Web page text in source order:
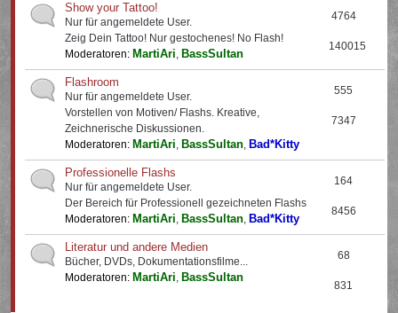
Show your Tattoo!
Nur für angemeldete User.
Zeig Dein Tattoo! Nur gestochenes! No Flash!
Moderatoren: MartiAri, BassSultan
4764
140015
Flashroom
Nur für angemeldete User.
Vorstellen von Motiven/ Flashs. Kreative,
Zeichnerische Diskussionen.
Moderatoren: MartiAri, BassSultan, Bad*Kitty
555
7347
Professionelle Flashs
Nur für angemeldete User.
Der Bereich für Professionell gezeichneten Flashs
Moderatoren: MartiAri, BassSultan, Bad*Kitty
164
8456
Literatur und andere Medien
Bücher, DVDs, Dokumentationsfilme...
Moderatoren: MartiAri, BassSultan
68
831